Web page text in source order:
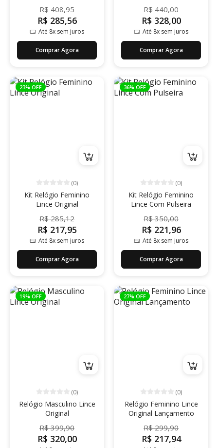
R$ 408,95
R$ 285,56
Até 8x sem juros
Comprar Agora
R$ 440,00
R$ 328,00
Até 8x sem juros
Comprar Agora
23% OFF
(0)
Kit Relógio Feminino
Lince Original
R$ 285,12
R$ 217,95
Até 8x sem juros
Comprar Agora
36% OFF
(0)
Kit Relógio Feminino
Lince Com Pulseira
R$ 350,00
R$ 221,96
Até 8x sem juros
Comprar Agora
19% OFF
(0)
Relógio Masculino Lince
Original
R$ 399,90
R$ 320,00
27% OFF
(0)
Relógio Feminino Lince
Original Lançamento
R$ 299,90
R$ 217,94